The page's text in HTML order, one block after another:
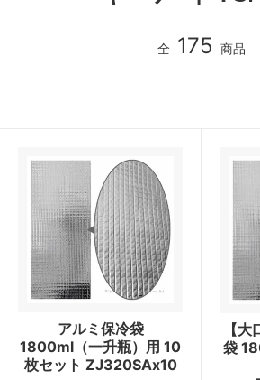
全 175 商品
アルミ保冷袋
1800ml（一升瓶）用 10
枚セット ZJ320SAx10
【
袋